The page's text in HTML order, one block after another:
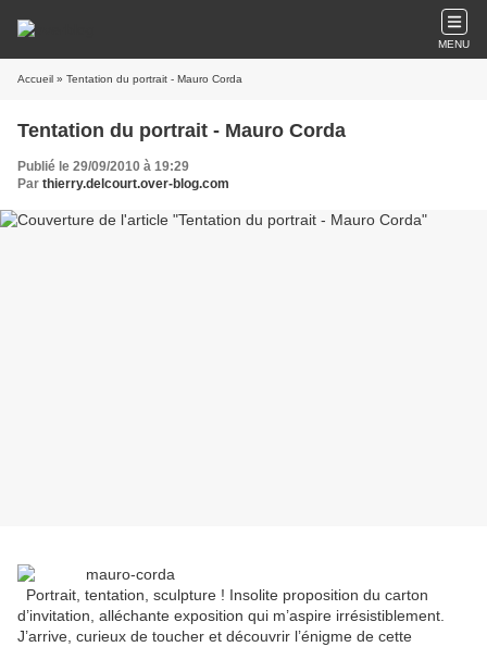
MENU
Accueil » Tentation du portrait - Mauro Corda
Tentation du portrait - Mauro Corda
Publié le 29/09/2010 à 19:29
Par thierry.delcourt.over-blog.com
Portrait, tentation, sculpture ! Insolite proposition du carton
d’invitation, alléchante exposition qui m’aspire irrésistiblement.
J’arrive, curieux de toucher et découvrir l’énigme de cette